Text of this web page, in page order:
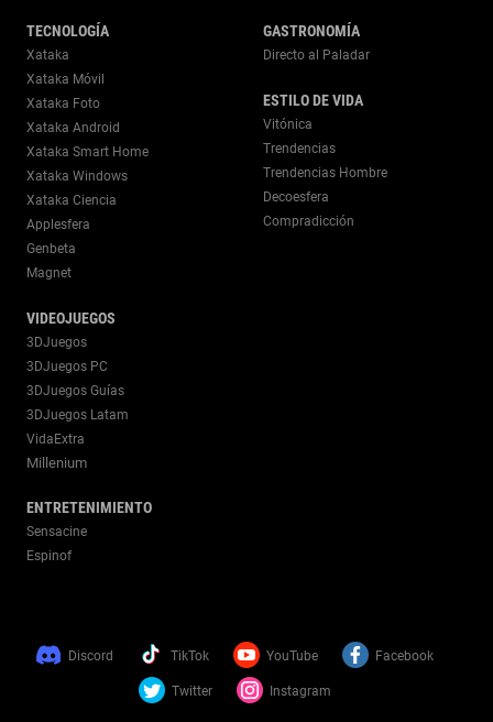
TECNOLOGÍA
Xataka
Xataka Móvil
Xataka Foto
Xataka Android
Xataka Smart Home
Xataka Windows
Xataka Ciencia
Applesfera
Genbeta
Magnet
VIDEOJUEGOS
3DJuegos
3DJuegos PC
3DJuegos Guías
3DJuegos Latam
VidaExtra
Millenium
ENTRETENIMIENTO
Sensacine
Espinof
GASTRONOMÍA
Directo al Paladar
ESTILO DE VIDA
Vitónica
Trendencias
Trendencias Hombre
Decoesfera
Compradicción
Discord TikTok YouTube Facebook
Twitter Instagram